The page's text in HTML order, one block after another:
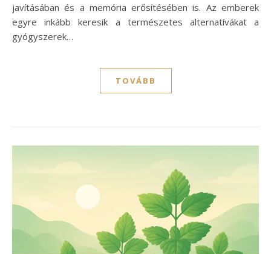
javításában és a memória erősítésében is. Az emberek
egyre inkább keresik a természetes alternatívákat a
gyógyszerek…
TOVÁBB